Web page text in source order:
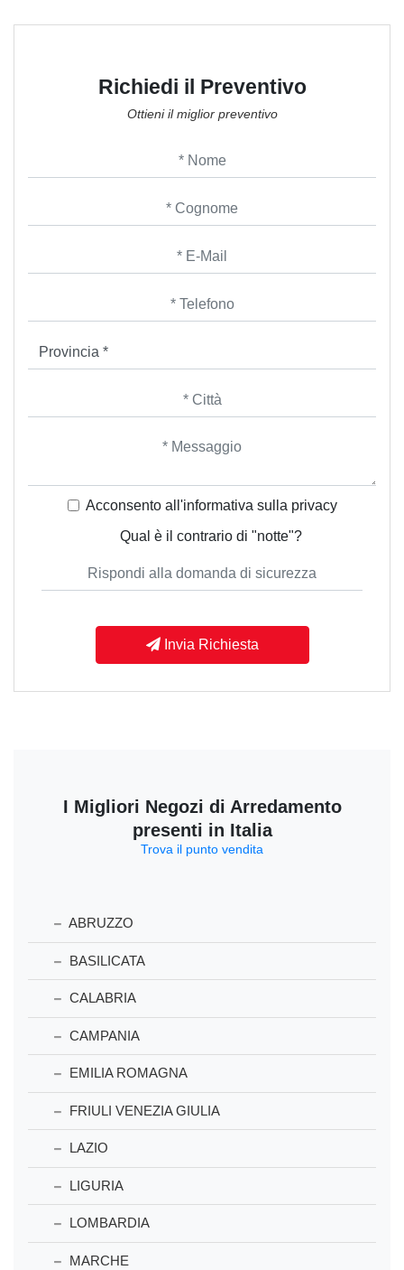
Richiedi il Preventivo
Ottieni il miglior preventivo
Acconsento all'informativa sulla privacy
Qual è il contrario di "notte"?
Invia Richiesta
I Migliori Negozi di Arredamento
presenti in Italia
Trova il punto vendita
ABRUZZO
BASILICATA
CALABRIA
CAMPANIA
EMILIA ROMAGNA
FRIULI VENEZIA GIULIA
LAZIO
LIGURIA
LOMBARDIA
MARCHE